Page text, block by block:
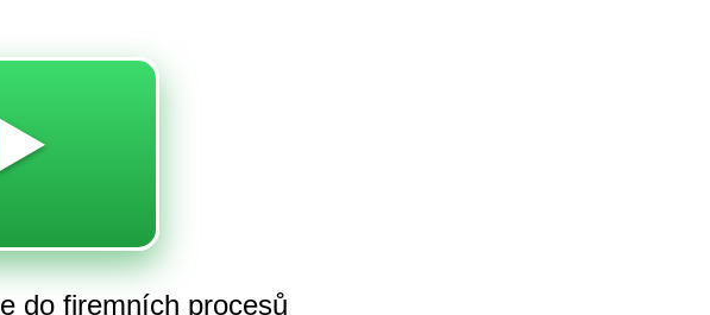
do firemních procesů